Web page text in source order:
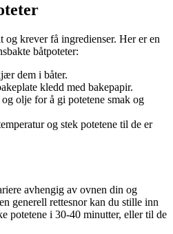
og krever få ingredienser. Her er en
båtpoteter:
dem i båter.
kledd med bakepapir.
olje for å gi potetene smak og
og stek potetene til de er
avhengig av ovnen din og
generell rettesnor kan du stille inn
potetene i 30-40 minutter, eller til de